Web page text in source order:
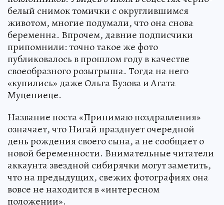
белый снимок томички с округлившимся
животом, многие подумали, что она снова
беременна. Впрочем, давние подписчики
припомнили: точно такое же фото
публиковалось в прошлом году в качестве
своеобразного розыгрыша. Тогда на него
«купились» даже Ольга Бузова и Агата
Муцениеце.
Название поста «Принимаю поздравления»
означает, что Нигай празднует очередной
день рождения своего сына, а не сообщает о
новой беременности. Внимательные читатели
аккаунта звездной сибирячки могут заметить,
что на предыдущих, свежих фотографиях она
вовсе не находится в «интересном
положении».